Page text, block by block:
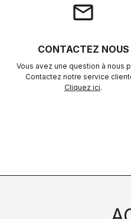
email
CONTACTEZ NOUS
Vous avez une question à nous
Contactez notre service
Cliquez ici.